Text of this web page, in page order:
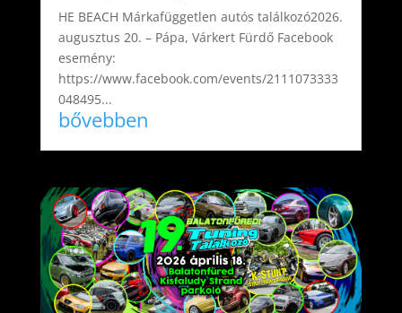
HE BEACH Márkafüggetlen autós találkozó2026.
augusztus 20. – Pápa, Várkert Fürdő Facebook
esemény:
https://www.facebook.com/events/2111073333
048495...
bővebben